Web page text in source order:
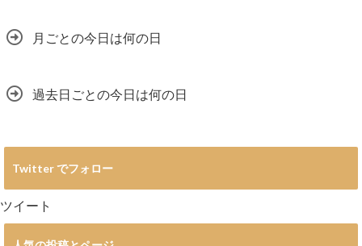
月ごとの今日は何の日
過去日ごとの今日は何の日
Twitter でフォロー
ツイート